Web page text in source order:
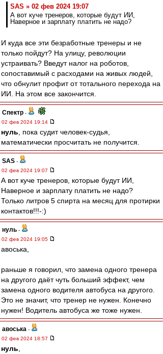
SAS » 02 фев 2024 19:07
А вот куче тренеров, которые будут ИИ,
Наверное и зарплату платить не надо?
И куда все эти безработные тренеры и не
только пойдут? На улицу, революции
устраивать? Введут налог на роботов,
сопоставимый с расходами на живых людей,
что обнулит профит от тотального перехода на
ИИ. На этом все закончится.
Спектр -
02 фев 2024 19:14
нуль , пока судит человек-судья,
математически просчитать не получится.
SAS -
02 фев 2024 19:07
А вот куче тренеров, которые будут ИИ,
Наверное и зарплату платить не надо?
Только литров 5 спирта на месяц для протирки
контактов!!!-:)
нуль -
02 фев 2024 19:05
авоська,
раньше я говорил, что замена одного тренера
на другого даёт чуть больший эффект, чем
замена одного водителя автобуса на другого.
Это не значит, что тренер не нужен. Конечно
нужен! Водитель автобуса же тоже нужен.
авоська -
02 фев 2024 18:57
нуль